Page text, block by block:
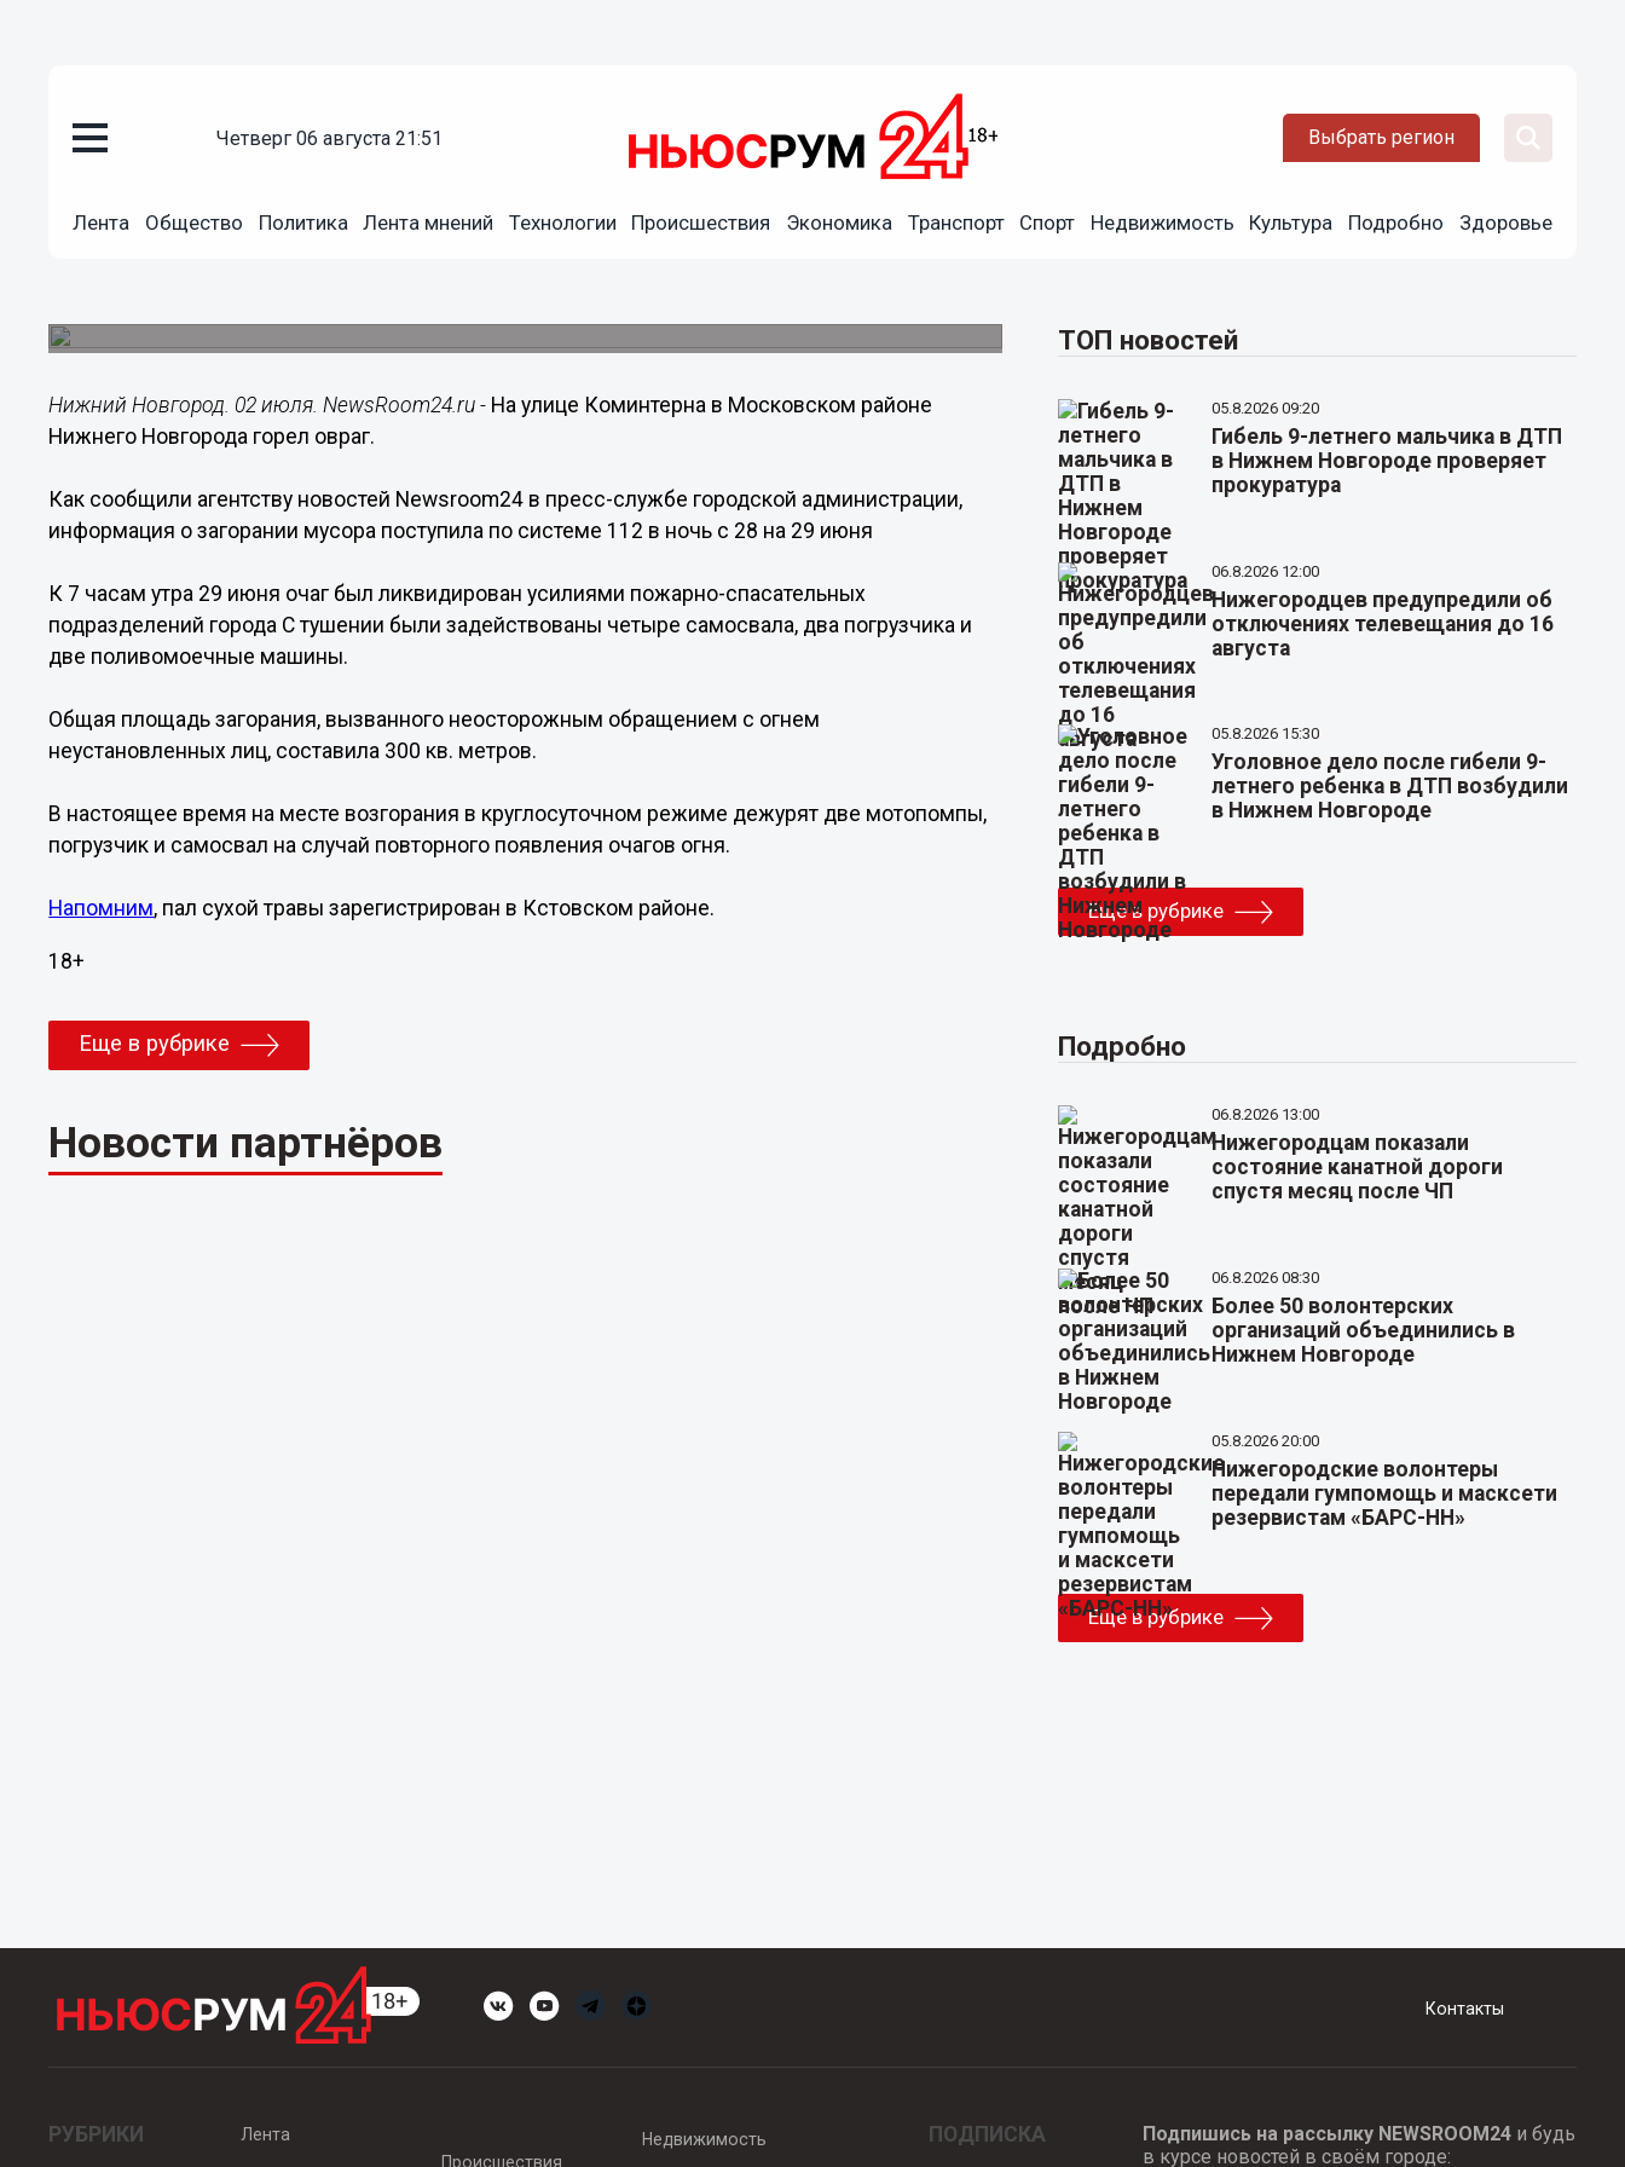
четверг 06 августа 21:51 Выбрать регион
Лента Общество Политика Лента мнений Технологии Происшествия Экономика Транспорт Спорт Недвижимость Культура Подробно Здоровье
Овраг горел ночью на улице Коминтерна в Нижнем
Нижний Новгород. 02 июля. NewsRoom24.ru - На улице Коминтерна в Московском районе
Нижнего Новгорода горел овраг.
Как сообщили агентству новостей Newsroom24 в пресс-службе городской администрации,
информация о загорании мусора поступила по системе 112 в ночь с 28 на 29 июня
К 7 часам утра 29 июня очаг был ликвидирован усилиями пожарно-спасательных
подразделений города С тушении были задействованы четыре самосвала, два погрузчика и
две поливомоечные машины.
Общая площадь загорания, вызванного неосторожным обращением с огнем
неустановленных лиц, составила 300 кв. метров.
В настоящее время на месте возгорания в круглосуточном режиме дежурят две мотопомпы,
погрузчик и самосвал на случай повторного появления очагов огня.
Напомним, пал сухой травы зарегистрирован в Кстовском районе.
18+
Еще в рубрике
Новости партнёров
ТОП новостей
05.8.2026 09:20
Гибель 9-летнего мальчика в ДТП
в Нижнем Новгороде проверяет
прокуратура
06.8.2026 12:00
Нижегородцев предупредили об
отключениях телевещания до 16
августа
05.8.2026 15:30
Уголовное дело после гибели 9-
летнего ребенка в ДТП возбудили
в Нижнем Новгороде
Еще в рубрике
Подробно
06.8.2026 13:00
Нижегородцам показали
состояние канатной дороги
спустя месяц после ЧП
06.8.2026 08:30
Более 50 волонтерских
организаций объединились в
Нижнем Новгороде
05.8.2026 20:00
Нижегородские волонтеры
передали гумпомощь и масксети
резервистам «БАРС-НН»
Еще в рубрике
Контакты
РУБРИКИ
Лента
Происшествия
Недвижимость ПОДПИСКА Подпишись на рассылку NEWSROOM24и будь
в курсе новостей в своём городе: